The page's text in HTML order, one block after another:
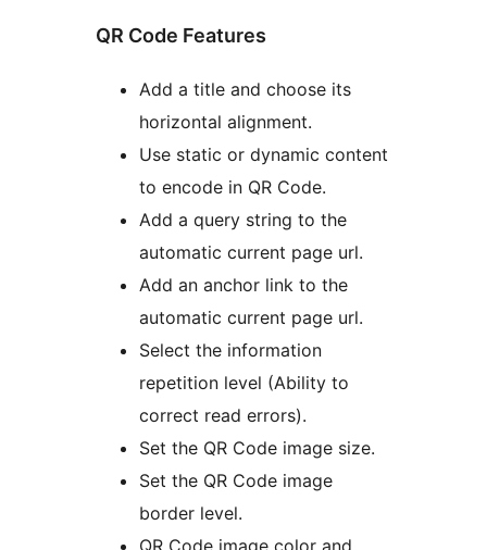
QR Code Features
Add a title and choose its
horizontal alignment.
Use static or dynamic content
to encode in QR Code.
Add a query string to the
automatic current page url.
Add an anchor link to the
automatic current page url.
Select the information
repetition level (Ability to
correct read errors).
Set the QR Code image size.
Set the QR Code image
border level.